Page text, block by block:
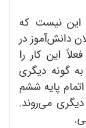
این نیست که
دانش‌آموز در
این کار را
گونه دیگری
پایه ششم
می‌روند.